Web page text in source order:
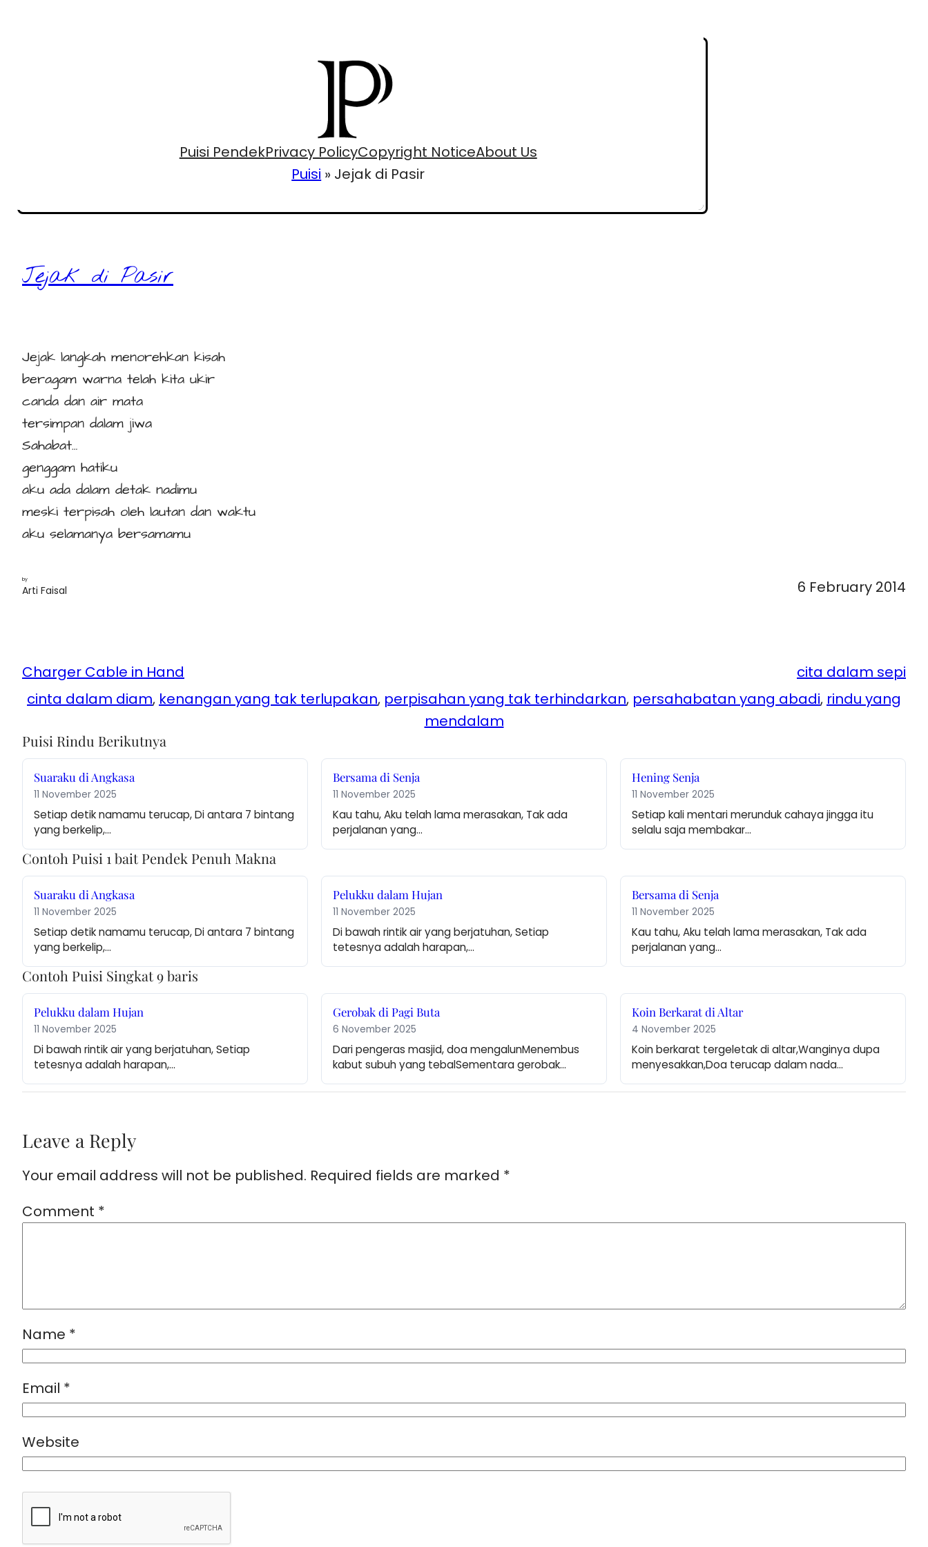
Puisi PendekPrivacy PolicyCopyright NoticeAbout Us
Puisi » Jejak di Pasir
Jejak di Pasir
Jejak langkah menorehkan kisah
beragam warna telah kita ukir
canda dan air mata
tersimpan dalam jiwa
Sahabat…
genggam hatiku
aku ada dalam detak nadimu
meski terpisah oleh lautan dan waktu
aku selamanya bersamamu
by
Arti Faisal 6 February 2014
Charger Cable in Hand
cita dalam sepi
cinta dalam diam, kenangan yang tak terlupakan, perpisahan yang tak terhindarkan, persahabatan yang abadi, rindu yang
mendalam
Puisi Rindu Berikutnya
Suaraku di Angkasa
11 November 2025
Setiap detik namamu terucap, Di antara 7 bintang
yang berkelip,…
Bersama di Senja
11 November 2025
Kau tahu, Aku telah lama merasakan, Tak ada
perjalanan yang…
Hening Senja
11 November 2025
Setiap kali mentari merunduk cahaya jingga itu
selalu saja membakar…
Contoh Puisi 1 bait Pendek Penuh Makna
Suaraku di Angkasa
11 November 2025
Setiap detik namamu terucap, Di antara 7 bintang
yang berkelip,…
Pelukku dalam Hujan
11 November 2025
Di bawah rintik air yang berjatuhan, Setiap
tetesnya adalah harapan,…
Bersama di Senja
11 November 2025
Kau tahu, Aku telah lama merasakan, Tak ada
perjalanan yang…
Contoh Puisi Singkat 9 baris
Pelukku dalam Hujan
11 November 2025
Di bawah rintik air yang berjatuhan, Setiap
tetesnya adalah harapan,…
Gerobak di Pagi Buta
6 November 2025
Dari pengeras masjid, doa mengalunMenembus
kabut subuh yang tebalSementara gerobak…
Koin Berkarat di Altar
4 November 2025
Koin berkarat tergeletak di altar,Wanginya dupa
menyesakkan,Doa terucap dalam nada…
Leave a Reply
Your email address will not be published. Required fields are marked *
Comment *
Name *
Email *
Website